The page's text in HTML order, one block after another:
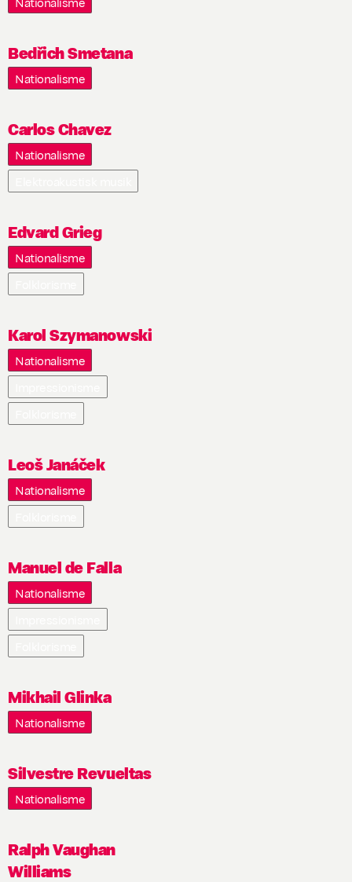
Bedřich Smetana
Nationalisme
Carlos Chavez
Nationalisme
Edvard Grieg
Nationalisme
Karol Szymanowski
Nationalisme
Leoš Janáček
Nationalisme
Manuel de Falla
Nationalisme
Mikhail Glinka
Nationalisme
Silvestre Revueltas
Nationalisme
Ralph Vaughan
Williams